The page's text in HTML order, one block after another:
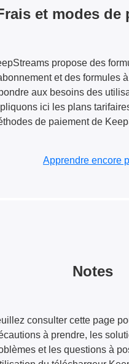
et modes de
propose des
et des formules
aux besoins des
ici les plans
de paiement de
Apprendre encore
Notes
consulter cette page
à prendre, les
et les questions à